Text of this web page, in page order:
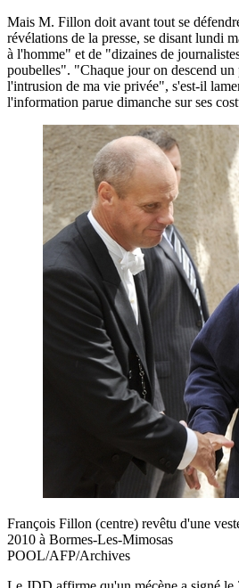
Mais M. Fillon doit avant tout se
révélations de la presse, se disant lundi
à l'homme" et de "dizaines de
poubelles". "Chaque jour on descend un
l'intrusion de ma vie privée", s'est-il
l'information parue dimanche sur ses
François Fillon (centre) revêtu d'une
2010 à Bormes-Les-Mimosas
POOL/AFP/Archives